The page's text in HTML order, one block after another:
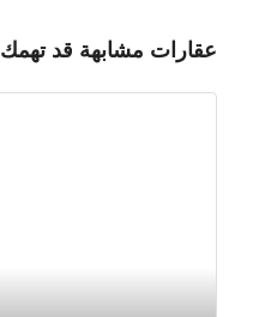
عقارات مشابهة قد تهمك